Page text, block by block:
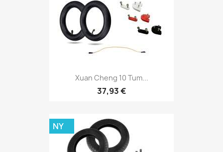
Xuan Cheng 10 Tum...
37,93 €
NY